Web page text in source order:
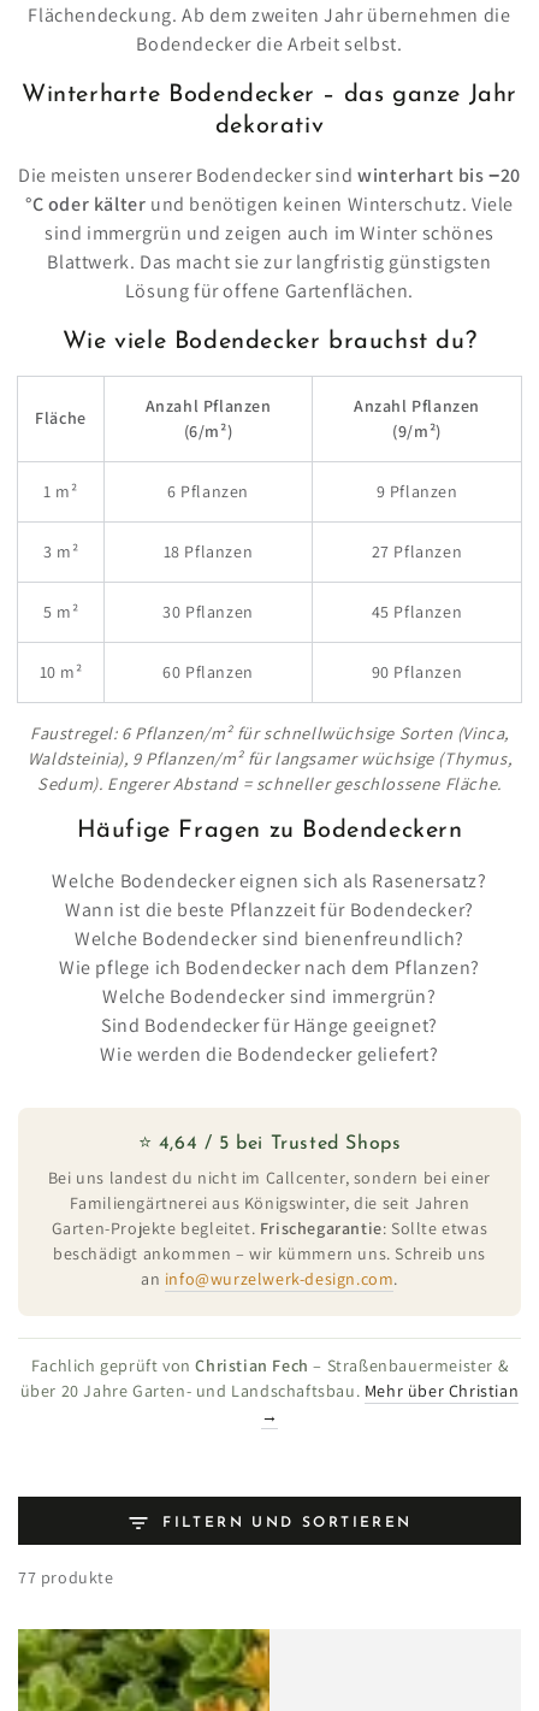
Flächendeckung. Ab dem zweiten Jahr übernehmen die
Bodendecker die Arbeit selbst.
Winterharte Bodendecker – das ganze Jahr
dekorativ
Die meisten unserer Bodendecker sindwinterhart bis −20
°C oder kälter und benötigen keinen Winterschutz. Viele
sind immergrün und zeigen auch im Winter schönes
Blattwerk. Das macht sie zur langfristig günstigsten
Lösung für offene Gartenflächen.
Wie viele Bodendecker brauchst du?
Fläche
Anzahl Pflanzen
(6/m²)
Anzahl Pflanzen
(9/m²)
1 m² 6 Pflanzen 9 Pflanzen
3 m² 18 Pflanzen 27 Pflanzen
5 m² 30 Pflanzen 45 Pflanzen
10 m² 60 Pflanzen 90 Pflanzen
Faustregel: 6 Pflanzen/m² für schnellwüchsige Sorten (Vinca,
Waldsteinia), 9 Pflanzen/m² für langsamer wüchsige (Thymus,
Sedum). Engerer Abstand = schneller geschlossene Fläche.
Häufige Fragen zu Bodendeckern
Welche Bodendecker eignen sich als Rasenersatz?
Wann ist die beste Pflanzzeit für Bodendecker?
Welche Bodendecker sind bienenfreundlich?
Wie pflege ich Bodendecker nach dem Pflanzen?
Welche Bodendecker sind immergrün?
Sind Bodendecker für Hänge geeignet?
Wie werden die Bodendecker geliefert?
⭐ 4,64 / 5 bei Trusted Shops
Bei uns landest du nicht im Callcenter, sondern bei einer
Familiengärtnerei aus Königswinter, die seit Jahren
Garten-Projekte begleitet. Frischegarantie: Sollte etwas
beschädigt ankommen – wir kümmern uns. Schreib uns
an info@wurzelwerk-design.com.
Fachlich geprüft vonChristian Fech – Straßenbauermeister &
über 20 Jahre Garten- und Landschaftsbau. Mehr über Christian
→
FILTERN UND SORTIEREN
77 produkte